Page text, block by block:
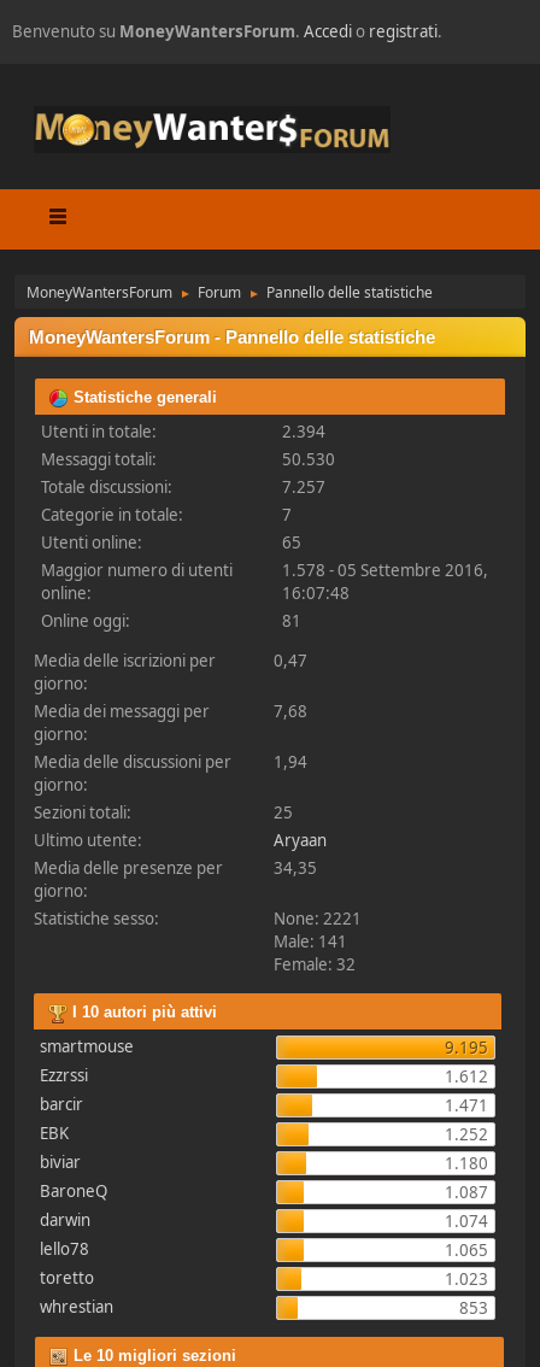
Benvenuto su MoneyWantersForum. Accedio registrati.
MoneyWantersForum ► Forum ► Pannello delle statistiche
MoneyWantersForum - Pannello delle statistiche
Statistiche generali
Utenti in totale:
2.394
Messaggi totali:
50.530
Totale discussioni:
7.257
Categorie in totale:
7
Utenti online:
65
Maggior numero di utenti
online:
1.578 - 05 Settembre 2016,
16:07:48
Online oggi:
81
Media delle iscrizioni per
giorno:
0,47
Media dei messaggi per
giorno:
7,68
Media delle discussioni per
giorno:
1,94
Sezioni totali:
25
Ultimo utente:
Aryaan
Media delle presenze per
giorno:
34,35
Statistiche sesso:
None: 2221
Male: 141
Female: 32
I 10 autori più attivi
smartmouse
9.195
Ezzrssi
1.612
barcir
1.471
EBK
1.252
biviar
1.180
BaroneQ
1.087
darwin
1.074
lello78
1.065
toretto
1.023
whrestian
853
Le 10 migliori sezioni